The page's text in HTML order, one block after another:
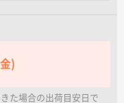
)
た場合の出荷目安日で